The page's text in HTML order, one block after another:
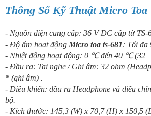
Thông Số Kỹ Thuật Micro Toa
- Nguồn điện cung cấp: 36 V DC cấp từ TS-
- Độ ẩm hoat động Micro toa ts-681: Tối đa
- Nhiệt động hoạt động: 0 ℃ đến 40 ℃ (32
- Đầu ra: Tai nghe / Ghi âm: 32 ohm
* (ghi âm) .
- Điều khiển: đầu ra Headphone và điều
bộ.
- Kích thước: 145,3 (W) x 70,7 (H) x 150,5